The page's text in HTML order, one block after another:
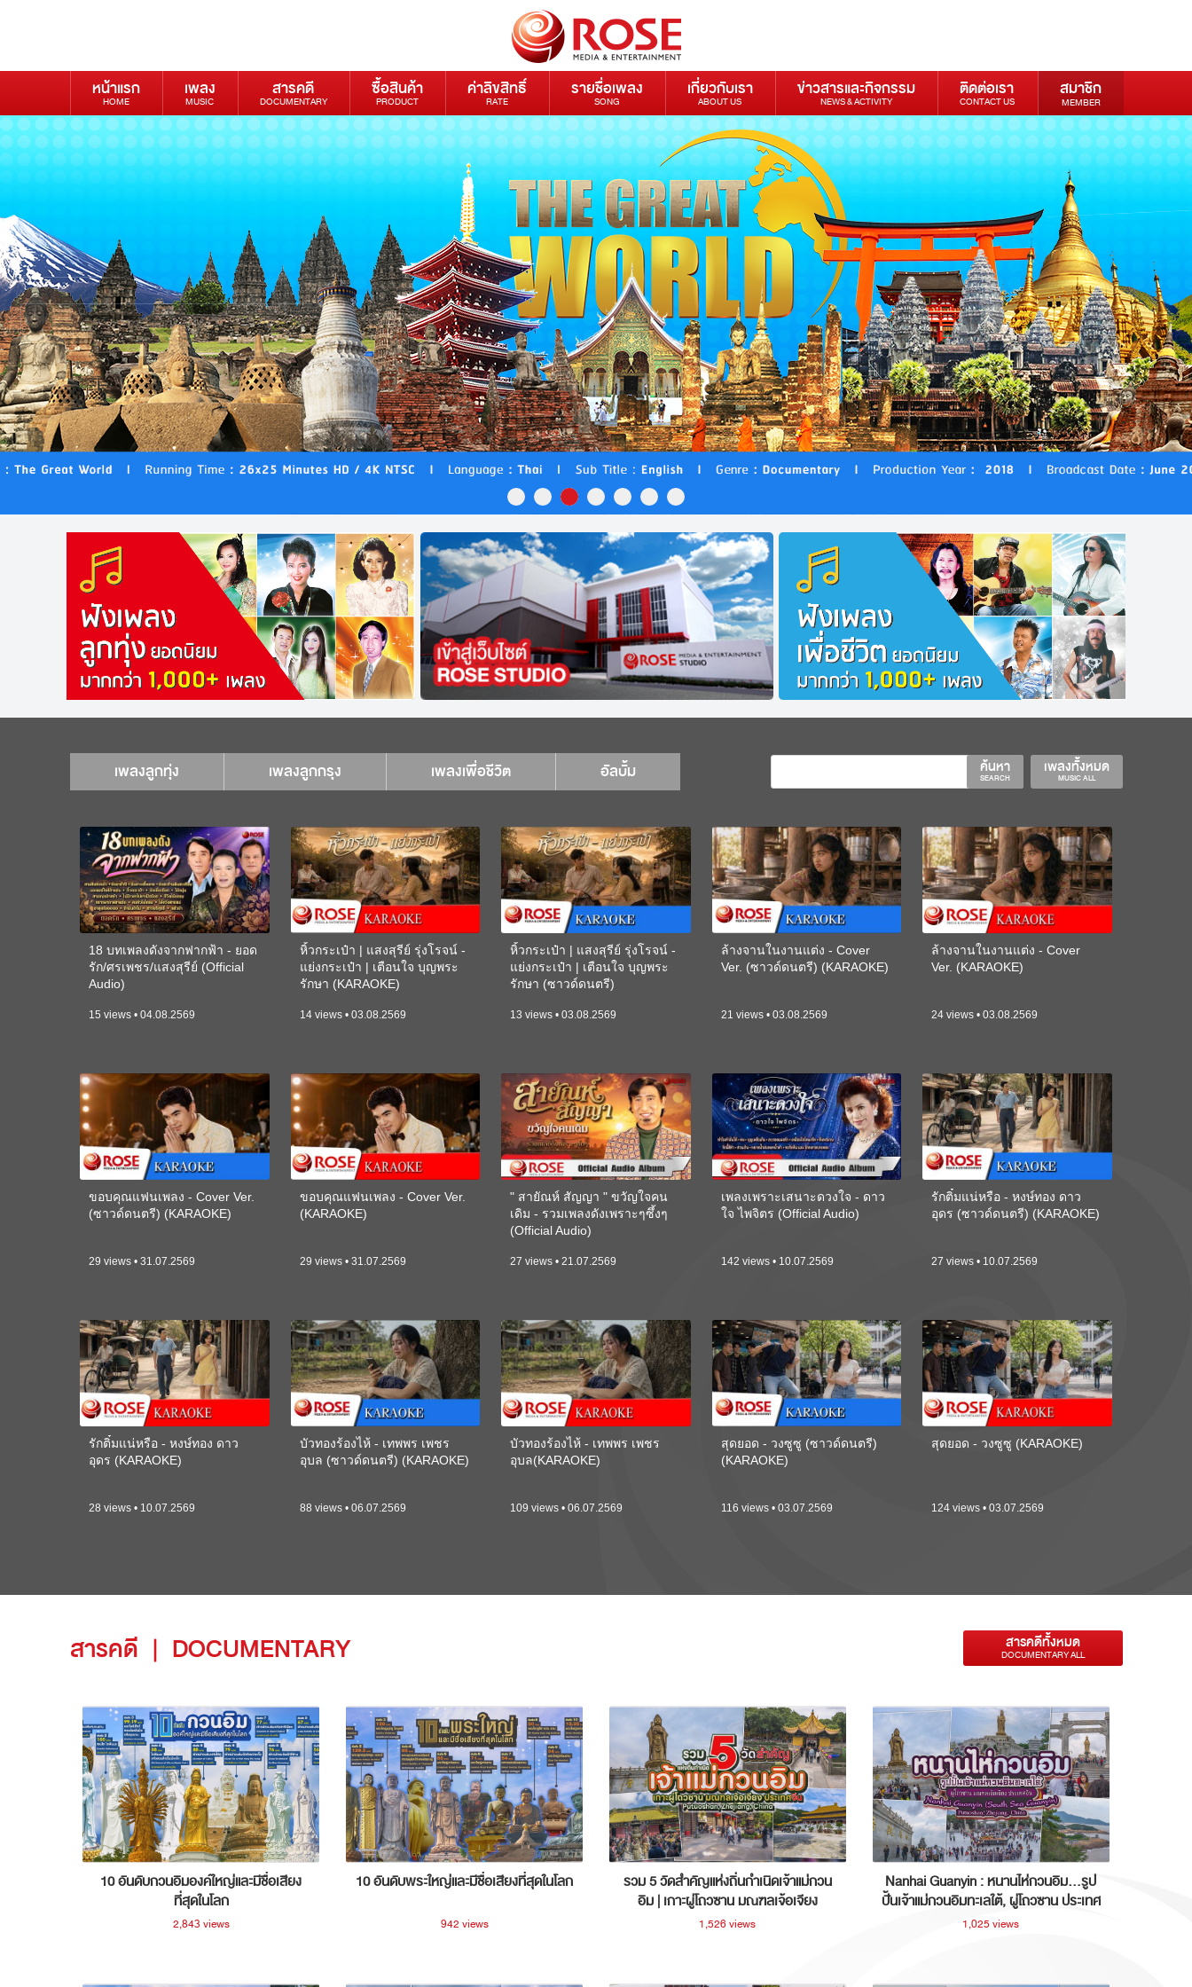
หน้าแรก
HOME
เพลง
MUSIC
สารคดี
DOCUMENTARY
ซื้อสินค้า
PRODUCT
ค่าลิขสิทธิ์
RATE
รายชื่อเพลง
SONG
เกี่ยวกับเรา
ABOUT US
ข่าวสารและกิจกรรม
NEWS & ACTIVITY
ติดต่อเรา
CONTACT US
สมาชิก
MEMBER
เพลงลูกทุ่ง เพลงลูกกรุง เพลงเพื่อชีวิต อัลบั้ม เพลงทั้งหมด
MUSIC ALL
ค้นหา
SEARCH
18 บทเพลงดังจากฟากฟ้า - ยอด
รัก/ศรเพชร/แสงสุรีย์ (Official
Audio)
15 views • 04.08.2569
หิ้วกระเป๋า | แสงสุรีย์ รุ่งโรจน์ -
แย่งกระเป๋า | เตือนใจ บุญพระ
รักษา (KARAOKE)
14 views • 03.08.2569
หิ้วกระเป๋า | แสงสุรีย์ รุ่งโรจน์ -
แย่งกระเป๋า | เตือนใจ บุญพระ
รักษา (ซาวด์ดนตรี)
13 views • 03.08.2569
ล้างจานในงานแต่ง - Cover
Ver. (ซาวด์ดนตรี) (KARAOKE)
21 views • 03.08.2569
ล้างจานในงานแต่ง - Cover
Ver. (KARAOKE)
24 views • 03.08.2569
ขอบคุณแฟนเพลง - Cover Ver.
(ซาวด์ดนตรี) (KARAOKE)
29 views • 31.07.2569
ขอบคุณแฟนเพลง - Cover Ver.
(KARAOKE)
29 views • 31.07.2569
" สายัณห์ สัญญา " ขวัญใจคน
เดิม - รวมเพลงดังเพราะๆซึ้งๆ
(Official Audio)
27 views • 21.07.2569
เพลงเพราะเสนาะดวงใจ - ดาว
ใจ ไพจิตร (Official Audio)
142 views • 10.07.2569
รักติ๋มแน่หรือ - หงษ์ทอง ดาว
อุดร (ซาวด์ดนตรี) (KARAOKE)
27 views • 10.07.2569
รักติ๋มแน่หรือ - หงษ์ทอง ดาว
อุดร (KARAOKE)
28 views • 10.07.2569
บัวทองร้องไห้ - เทพพร เพชร
อุบล (ซาวด์ดนตรี) (KARAOKE)
88 views • 06.07.2569
บัวทองร้องไห้ - เทพพร เพชร
อุบล(KARAOKE)
109 views • 06.07.2569
สุดยอด - วงซูซู (ซาวด์ดนตรี)
(KARAOKE)
116 views • 03.07.2569
สุดยอด - วงซูซู (KARAOKE)
124 views • 03.07.2569
สารคดี | DOCUMENTARY สารคดีทั้งหมด
DOCUMENTARY ALL
10 อันดับกวนอิมองค์ใหญ่และมีชื่อเสียง
ที่สุดในโลก
2,843 views
10 อันดับพระใหญ่และมีชื่อเสียงที่สุดในโลก
942 views
รวม 5 วัดสำคัญแห่งถิ่นกำเนิดเจ้าแม่กวน
อิม | เกาะผู่โถวซาน มณฑลเจ้อเจียง
ประเทศจีน
1,526 views
Nanhai Guanyin : หนานไห่กวนอิม...รูป
ปั้นเจ้าแม่กวนอิมทะเลใต้, ผู่โถวซาน ประเทศ
จีน
1,025 views